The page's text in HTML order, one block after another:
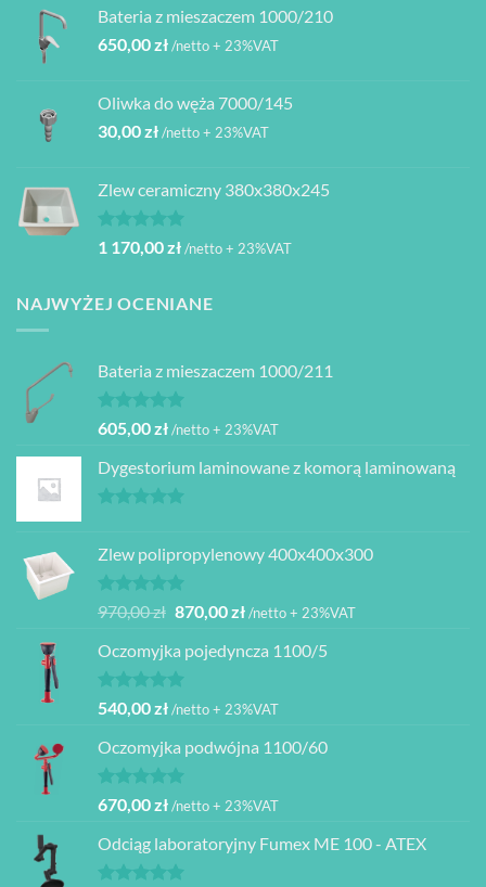
Bateria z mieszaczem 1000/210
650,00zł/netto + 23%VAT
Oliwka do węża 7000/145
30,00zł/netto + 23%VAT
Zlew ceramiczny 380x380x245
Oceniono
na 5
1 170,00zł/netto + 23%VAT
NAJWYŻEJ OCENIANE
Bateria z mieszaczem 1000/211
Oceniono
na 5
605,00zł/netto + 23%VAT
Dygestorium laminowane z komorą laminowaną
Zlew polipropylenowy 400x400x300
Oceniono
na 5
970,00zł Pierwotna
wynosiła:
970,00 zł.
870,00złAktualna
wynosi:
/netto + 23%VAT
Oczomyjka pojedyncza 1100/5
Oceniono
na 5
540,00zł/netto + 23%VAT
Oczomyjka podwójna 1100/60
Oceniono
na 5
670,00zł/netto + 23%VAT
Odciąg laboratoryjny Fumex ME 100 - ATEX